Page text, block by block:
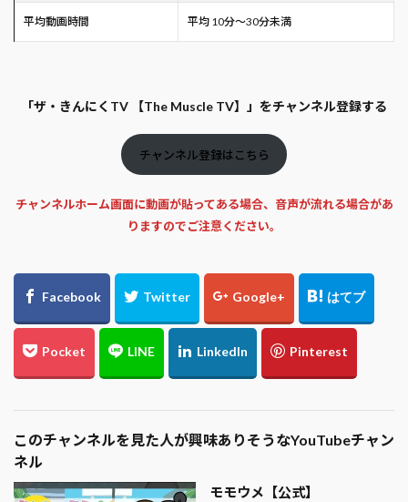
平均動画時間 平均 10分～30分未満
「ザ・きんにくTV 【The Muscle TV】」をチャンネル登録する
チャンネル登録はこちら
チャンネルホーム画面に動画が貼ってある場合、音声が流れる場合があ
りますのでご注意ください。
このチャンネルを見た人が興味ありそうなYouTubeチャン
ネル
モモウメ【公式】